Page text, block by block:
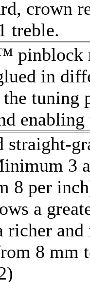
crown
treble.
pinblock
in
tuning
straight-
3
8 per
a
richer
8 mm